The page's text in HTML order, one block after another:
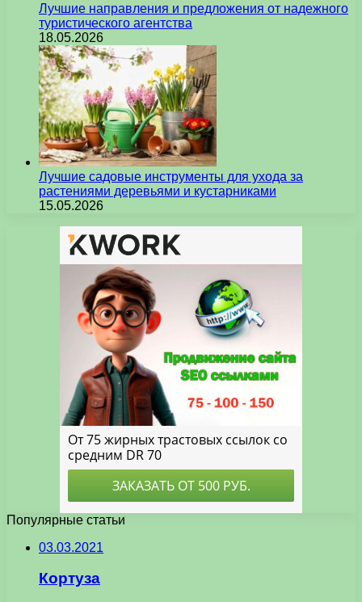
Лучшие направления и предложения от надежного
туристического агентства
18.05.2026
Лучшие садовые инструменты для ухода за
растениями деревьями и кустарниками
15.05.2026
Популярные статьи
03.03.2021
Кортуза